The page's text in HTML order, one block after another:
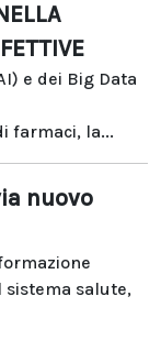
e dei Big Data
farmaci, la...
nuovo
sistema salute,